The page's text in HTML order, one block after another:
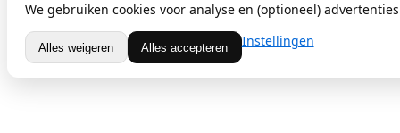
We gebruiken cookies voor analyse en (optioneel)
Alles weigeren Alles accepteren Instellingen